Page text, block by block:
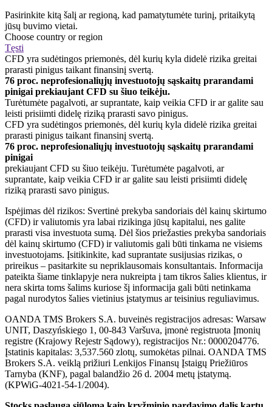
Pasirinkite kitą šalį ar regioną, kad pamatytumėte turinį, pritaikytą
jūsų buvimo vietai.
Choose country or region
Tęsti
CFD yra sudėtingos priemonės, dėl kurių kyla didelė rizika greitai
prarasti pinigus taikant finansinį svertą.
76 proc. neprofesionaliųjų investuotojų sąskaitų prarandami
pinigai prekiaujant CFD su šiuo teikėju.
Turėtumėte pagalvoti, ar suprantate, kaip veikia CFD ir ar galite sau
leisti prisiimti didelę riziką prarasti savo pinigus.
CFD yra sudėtingos priemonės, dėl kurių kyla didelė rizika greitai
prarasti pinigus taikant finansinį svertą.
76 proc. neprofesionaliųjų investuotojų sąskaitų prarandami
pinigai
prekiaujant CFD su šiuo teikėju. Turėtumėte pagalvoti, ar
suprantate, kaip veikia CFD ir ar galite sau leisti prisiimti didelę
riziką prarasti savo pinigus.
Ispėjimas dėl rizikos: Svertinė prekyba sandoriais dėl kainų skirtumo
(CFD) ir valiutomis yra labai rizikinga jūsų kapitalui, nes galite
prarasti visa investuota sumą. Dėl šios priežasties prekyba sandoriais
dėl kainų skirtumo (CFD) ir valiutomis gali būti tinkama ne visiems
investuotojams. Įsitikinkite, kad suprantate susijusias rizikas, o
prireikus – pasitarkite su nepriklausomais konsultantais. Informacija
pateikta šiame tinklapyje nera nukreipta į tam tikros šalies klientus, ir
nera skirta toms šalims kuriose šį informacija gali būti netinkama
pagal nurodytos šalies vietinius įstatymus ar teisinius reguliavimus.
OANDA TMS Brokers S.A. buveinės registracijos adresas: Warsaw
UNIT, Daszyńskiego 1, 00-843 Varšuva, įmonė registruota Įmonių
registre (Krajowy Rejestr Sądowy), registracijos Nr.: 0000204776.
Įstatinis kapitalas: 3,537.560 zlotų, sumokėtas pilnai. OANDA TMS
Brokers S.A. veiklą prižiuri Lenkijos Finansų Įstaigų Priežiūros
Tarnyba (KNF), pagal balandžio 26 d. 2004 metų įstatymą.
(KPWiG-4021-54-1/2004).